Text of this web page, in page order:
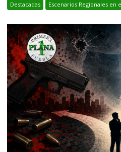
Destacadas Escenarios Regionales